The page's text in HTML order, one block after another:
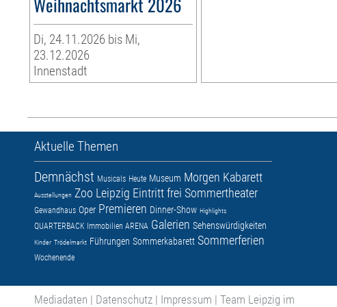
Di, 24.11.2026 bis Mi,
23.12.2026
Innenstadt
Aktuelle Themen
Demnächst Musicals Heute Museum Morgen Kabarett
Ausstellungen Zoo Leipzig Eintritt frei Sommertheater
Gewandhaus Oper Premieren Dinner-Show Highlights
QUARTERBACK Immobilien ARENA Galerien Sehenswürdigkeiten
Kinder Trödelmarkt Führungen Sommerkabarett Sommerferien
Wochenende
Mediadaten | Datenschutz | Impressum | Team Leipzig im